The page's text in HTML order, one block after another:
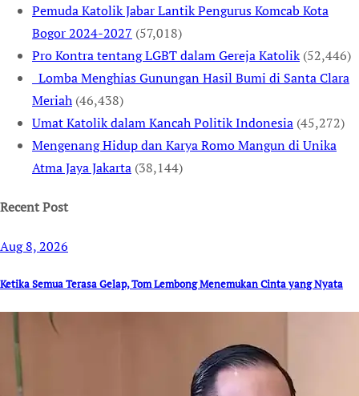
Pemuda Katolik Jabar Lantik Pengurus Komcab Kota
Bogor 2024-2027 (57,018)
Pro Kontra tentang LGBT dalam Gereja Katolik (52,446)
Lomba Menghias Gunungan Hasil Bumi di Santa Clara
Meriah (46,438)
Umat Katolik dalam Kancah Politik Indonesia (45,272)
Mengenang Hidup dan Karya Romo Mangun di Unika
Atma Jaya Jakarta (38,144)
Recent Post
Aug 8, 2026
Ketika Semua Terasa Gelap, Tom Lembong Menemukan Cinta yang Nyata